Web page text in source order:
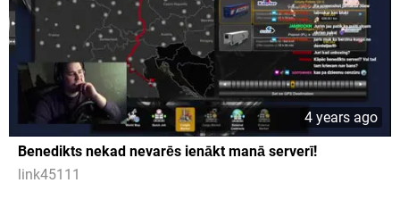
4 years ago
Benedikts nekad nevarēs ienākt manā serverī!
link45111